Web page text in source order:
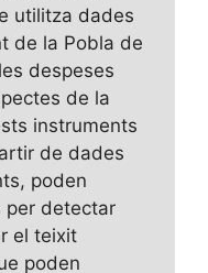
utilitza dades
de la Pobla de
despeses
de la
instruments
de dades
poden
per detectar
el teixit
poden